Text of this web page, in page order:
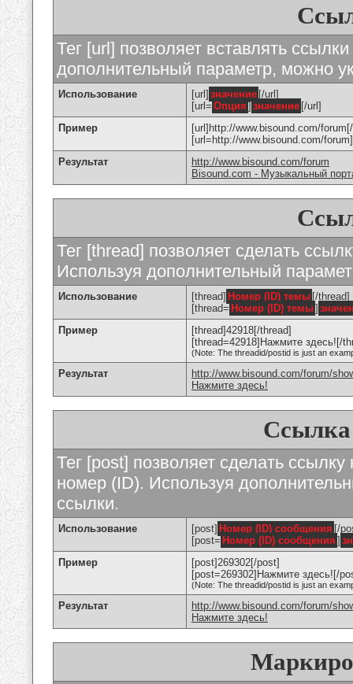
Тег [url] позволяет вставлять
дополнительный параметр, можно
Использование [url] значение [/url]
[url= Опция ] значение [/url]
Пример
[url]http://www.bisound.com/
[url=http://www.bisound.com/
Результат
http://www.bisound.com/forum
Bisound.com - Музыкальный
Тег [thread] позволяет сделать
Используя дополнительный
Использование [thread] Номер (ID) темы [/thread]
[thread= Номер (ID) темы]
Пример
[thread]42918[/thread]
[thread=42918]Нажмите здесь![/
(Note: The threadid/postid is just an
Результат
http://www.bisound.com/forum/
Нажмите здесь!
Ссылка
Тег [post] позволяет сделать
номер (ID). Используя
ссылки.
Использование [post] Номер (ID) сообщения [/
[post= Номер (ID) сообщения ]
Пример
[post]269302[/post]
[post=269302]Нажмите здесь![/
(Note: The threadid/postid is just an
Результат
http://www.bisound.com/forum/
Нажмите здесь!